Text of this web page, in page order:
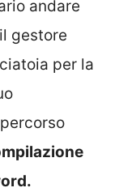
andare
gestore
per la